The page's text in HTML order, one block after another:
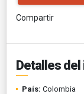
Compartir
Detalles
País: Colombia